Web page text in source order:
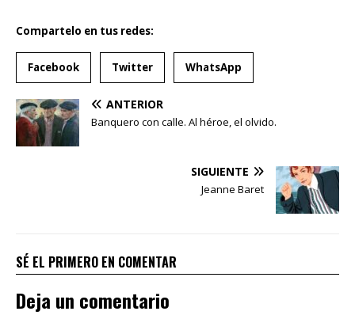
Compartelo en tus redes:
Facebook Twitter WhatsApp
ANTERIOR
Banquero con calle. Al héroe, el olvido.
SIGUIENTE
Jeanne Baret
SÉ EL PRIMERO EN COMENTAR
Deja un comentario